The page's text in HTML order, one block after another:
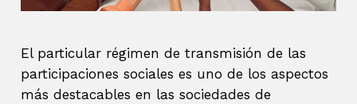
El particular régimen de transmisión de las
participaciones sociales es uno de los aspectos
más destacables en las sociedades de